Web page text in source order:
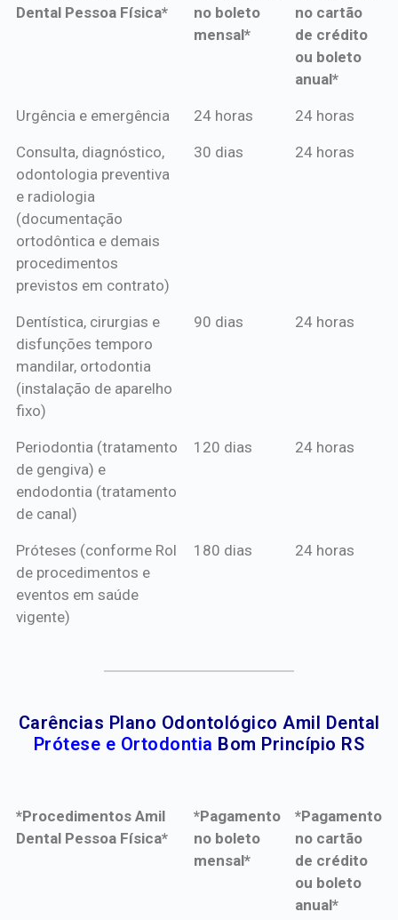
Dental Pessoa Física*
no boleto
mensal*
no cartão
de crédito
ou boleto
anual*
*Procedimentos Amil
*Pagamento
mensal*
*Pagamento
de crédito
Urgência e emergência 24 horas 24 horas
Consulta, diagnóstico,
odontologia preventiva
e radiologia
(documentação
ortodôntica e demais
procedimentos
previstos em contrato)
30 dias 24 horas
Dentística, cirurgias e
disfunções temporo
mandilar, ortodontia
(instalação de aparelho
fixo)
90 dias 24 horas
Periodontia (tratamento
de gengiva) e
endodontia (tratamento
de canal)
120 dias 24 horas
Próteses (conforme Rol
de procedimentos e
eventos em saúde
vigente)
180 dias 24 horas
Carências Plano Odontológico Amil Dental
Prótese e Ortodontia Bom Princípio RS
*Procedimentos Amil
Dental Pessoa Física*
*Pagamento
no boleto
mensal*
*Pagamento
no cartão
de crédito
ou boleto
anual*